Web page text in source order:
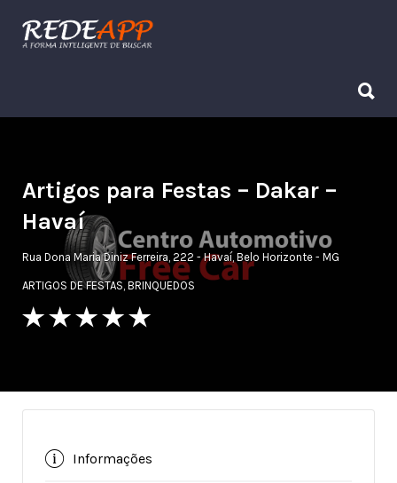
Procurar:
Artigos para Festas – Dakar –
Havaí
Rua Dona Maria Diniz Ferreira, 222 - Havaí, Belo Horizonte - MG
ARTIGOS DE FESTAS, BRINQUEDOS
Informações